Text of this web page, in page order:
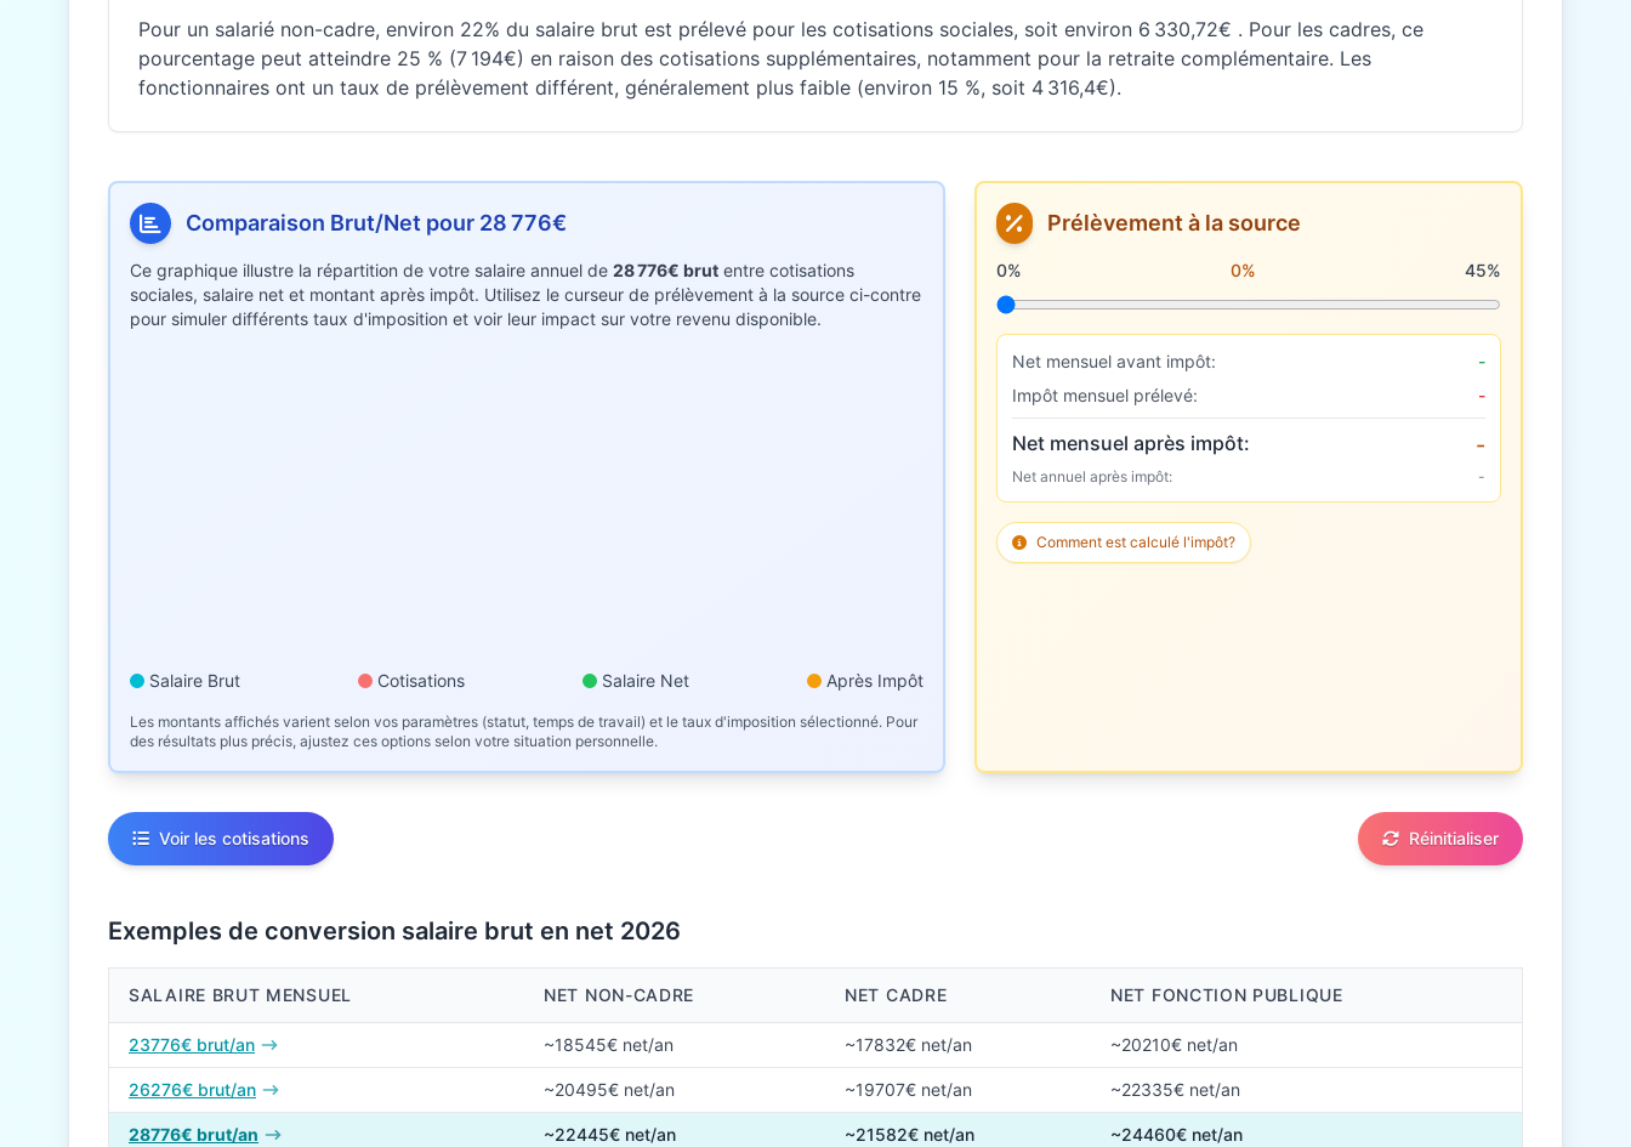
Pour un salarié non-cadre, environ 22% du salaire brut est prélevé pour les cotisations sociales, soit environ 6 330,72€ . Pour les cadres, ce
pourcentage peut atteindre 25 % (7 194€) en raison des cotisations supplémentaires, notamment pour la retraite complémentaire. Les
fonctionnaires ont un taux de prélèvement différent, généralement plus faible (environ 15 %, soit 4 316,4€).
Comparaison Brut/Net pour 28 776€
Ce graphique illustre la répartition de votre salaire annuel de 28 776€ brut entre cotisations
sociales, salaire net et montant après impôt. Utilisez le curseur de prélèvement à la source ci-contre
pour simuler différents taux d'imposition et voir leur impact sur votre revenu disponible.
Salaire Brut Cotisations Salaire Net Après Impôt
Les montants affichés varient selon vos paramètres (statut, temps de travail) et le taux d'imposition sélectionné. Pour
des résultats plus précis, ajustez ces options selon votre situation personnelle.
Prélèvement à la source
Taux de prélèvement à la source
0% 0% 45%
Net mensuel avant impôt:
-
Impôt mensuel prélevé:
-
Net mensuel après impôt: -
Net annuel après impôt: -
Comment est calculé l'impôt?
Voir les cotisations Réinitialiser
Exemples de conversion salaire brut en net 2026
Conversions de salaire brut en net en 2026
SALAIRE BRUT MENSUEL NET NON-CADRE NET CADRE NET FONCTION PUBLIQUE
23776€ brut/an ~18545€ net/an ~17832€ net/an ~20210€ net/an
26276€ brut/an ~20495€ net/an ~19707€ net/an ~22335€ net/an
28776€ brut/an ~22445€ net/an ~21582€ net/an ~24460€ net/an